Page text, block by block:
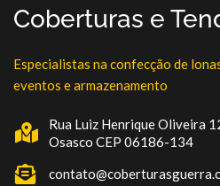
Coberturas e
Especialistas na confecção de
eventos e armazenamento
Rua Luiz Henrique Oliveira
Osasco CEP 06186-134